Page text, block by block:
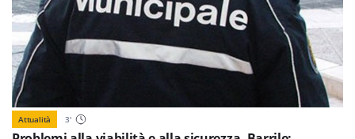
Attualità 3'